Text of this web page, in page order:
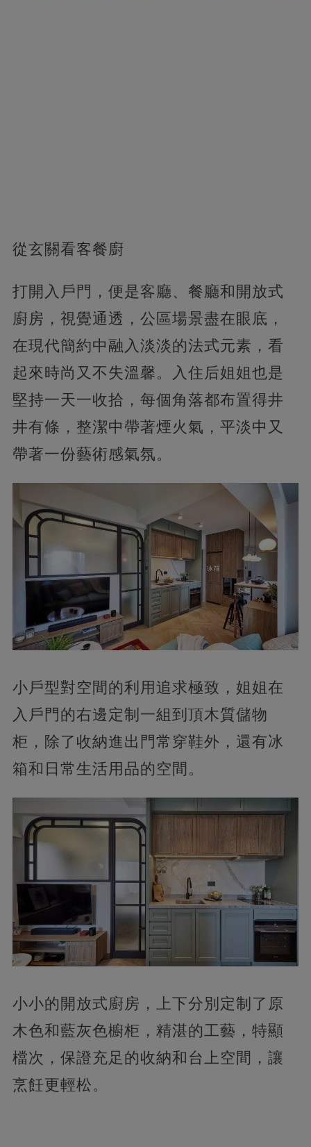
從玄關看客餐廚
打開入戶門，便是客廳、餐廳和開放式
廚房，視覺通透，公區場景盡在眼底，
在現代簡約中融入淡淡的法式元素，看
起來時尚又不失溫馨。入住后姐姐也是
堅持一天一收拾，每個角落都布置得井
井有條，整潔中帶著煙火氣，平淡中又
帶著一份藝術感氣氛。
小戶型對空間的利用追求極致，姐姐在
入戶門的右邊定制一組到頂木質儲物
柜，除了收納進出門常穿鞋外，還有冰
箱和日常生活用品的空間。
小小的開放式廚房，上下分別定制了原
木色和藍灰色櫥柜，精湛的工藝，特顯
檔次，保證充足的收納和台上空間，讓
烹飪更輕松。